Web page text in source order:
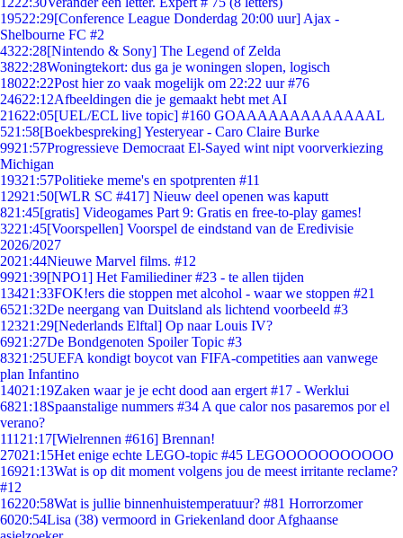
19522:29[Conference League Donderdag 20:00 uur] Ajax -
Shelbourne FC #2
4322:28[Nintendo & Sony] The Legend of Zelda
3822:28Woningtekort: dus ga je woningen slopen, logisch
18022:22Post hier zo vaak mogelijk om 22:22 uur #76
24622:12Afbeeldingen die je gemaakt hebt met AI
21622:05[UEL/ECL live topic] #160 GOAAAAAAAAAAAAAL
521:58[Boekbespreking] Yesteryear - Caro Claire Burke
9921:57Progressieve Democraat El-Sayed wint nipt voorverkiezing
Michigan
19321:57Politieke meme's en spotprenten #11
12921:50[WLR SC #417] Nieuw deel openen was kaputt
821:45[gratis] Videogames Part 9: Gratis en free-to-play games!
3221:45[Voorspellen] Voorspel de eindstand van de Eredivisie
2026/2027
2021:44Nieuwe Marvel films. #12
9921:39[NPO1] Het Familiediner #23 - te allen tijden
13421:33FOK!ers die stoppen met alcohol - waar we stoppen #21
6521:32De neergang van Duitsland als lichtend voorbeeld #3
12321:29[Nederlands Elftal] Op naar Louis IV?
6921:27De Bondgenoten Spoiler Topic #3
8321:25UEFA kondigt boycot van FIFA-competities aan vanwege
plan Infantino
14021:19Zaken waar je je echt dood aan ergert #17 - Werklui
6821:18Spaanstalige nummers #34 A que calor nos pasaremos por el
verano?
111 21:17[Wielrennen #616] Brennan!
27021:15Het enige echte LEGO-topic #45 LEGOOOOOOOOOOO
16921:13Wat is op dit moment volgens jou de meest irritante reclame?
#12
16220:58Wat is jullie binnenhuistemperatuur? #81 Horrorzomer
6020:54Lisa (38) vermoord in Griekenland door Afghaanse